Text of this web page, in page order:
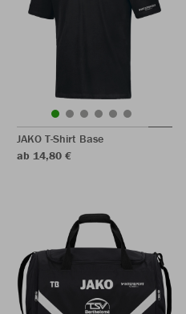
JAKO T-Shirt Base
ab 14,80 €